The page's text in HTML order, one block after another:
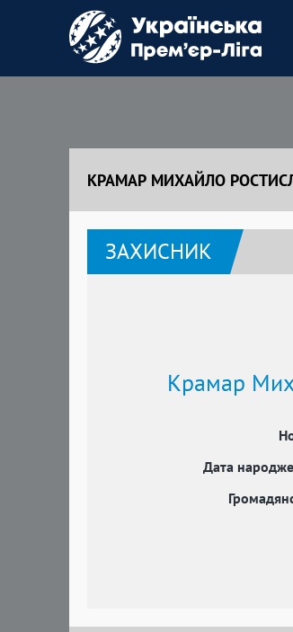
Зоря
Полісся
КРАМАР МИХАЙЛО
ЗАХИСНИК
Крамар
Дата